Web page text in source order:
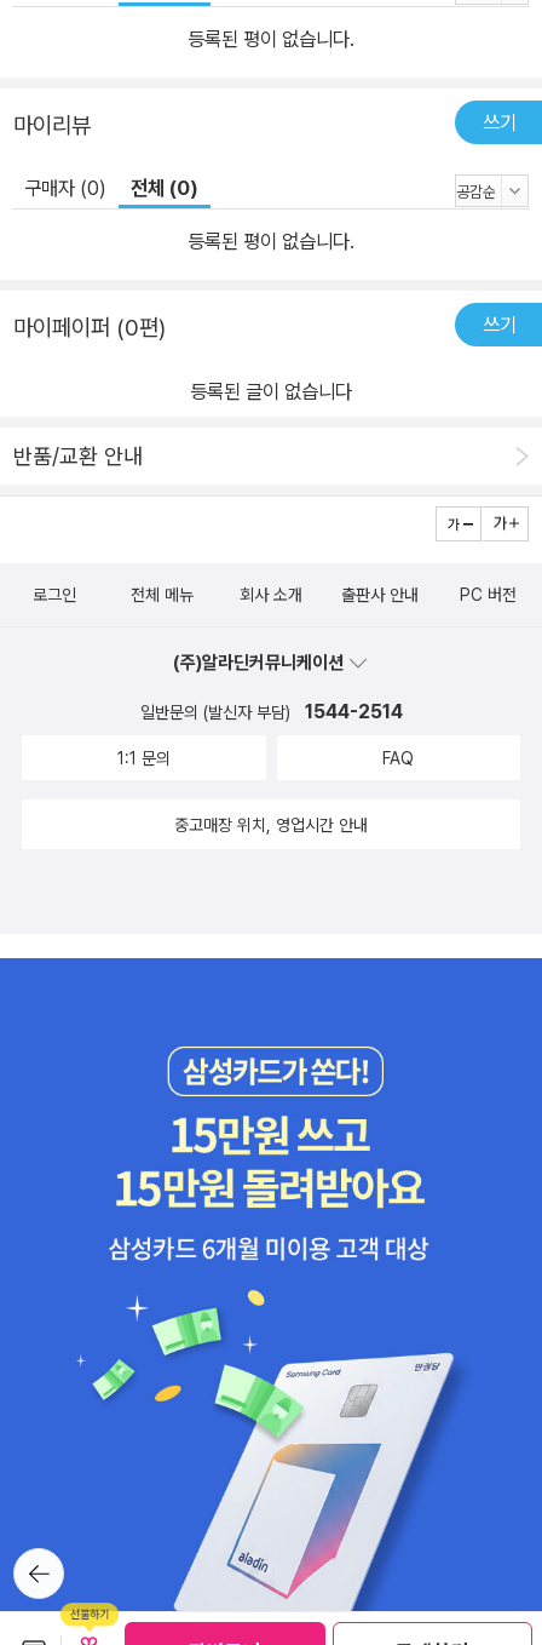
선물하기
등록된 평이 없습니다.
마이리뷰 쓰기
구매자 (0) 전체 (0)
등록된 평이 없습니다.
마이페이퍼 (0편) 쓰기
등록된 글이 없습니다
반품/교환 안내
뒤로가
기
로그인 전체 메뉴 회사 소개 출판사 안내 PC 버전
(주)알라딘커뮤니케이션
일반문의 (발신자 부담) 1544-2514
1:1 문의 FAQ
중고매장 위치, 영업시간 안내